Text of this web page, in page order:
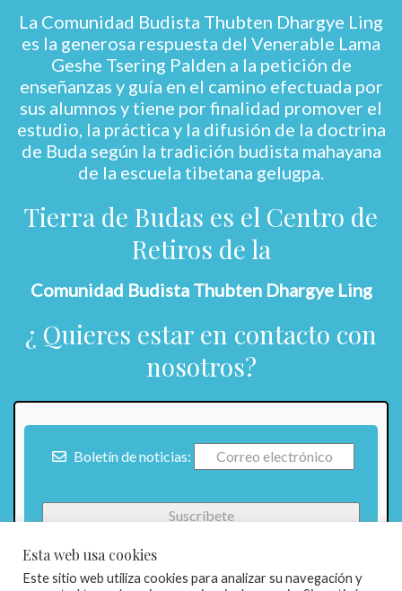
La Comunidad Budista Thubten Dhargye Ling
es la generosa respuesta del Venerable Lama
Geshe Tsering Palden a la petición de
enseñanzas y guía en el camino efectuada por
sus alumnos y tiene por finalidad promover el
estudio, la práctica y la difusión de la doctrina
de Buda según la tradición budista mahayana
de la escuela tibetana gelugpa.
Tierra de Budas es el Centro de
Retiros de la
Comunidad Budista Thubten Dhargye Ling
¿ Quieres estar en contacto con
nosotros?
Boletín de noticias:
Esta web usa cookies
Este sitio web utiliza cookies para analizar su navegación y